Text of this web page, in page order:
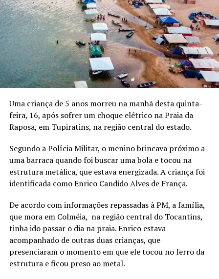
Uma criança de 5 anos morreu na manhã desta quinta-
feira, 16, após sofrer um choque elétrico na Praia da
Raposa, em Tupiratins, na região central do estado.
Segundo a Polícia Militar, o menino brincava próximo a
uma barraca quando foi buscar uma bola e tocou na
estrutura metálica, que estava energizada. A criança foi
identificada como Enrico Candido Alves de França.
De acordo com informações repassadas à PM, a família,
que mora em Colméia, na região central do Tocantins,
tinha ido passar o dia na praia. Enrico estava
acompanhado de outras duas crianças, que
presenciaram o momento em que ele tocou no ferro da
estrutura e ficou preso ao metal.